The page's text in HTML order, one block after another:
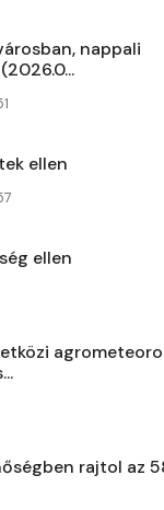
nappali
ellen
ellen
rajtol az